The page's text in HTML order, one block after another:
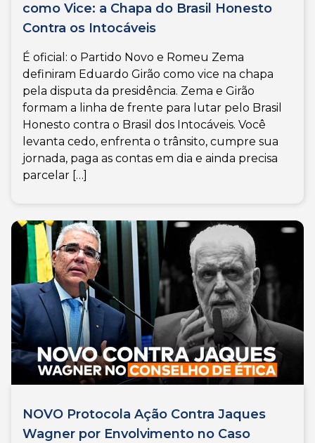
como Vice: a Chapa do Brasil Honesto
Contra os Intocáveis
É oficial: o Partido Novo e Romeu Zema
definiram Eduardo Girão como vice na chapa
pela disputa da presidência. Zema e Girão
formam a linha de frente para lutar pelo Brasil
Honesto contra o Brasil dos Intocáveis. Você
levanta cedo, enfrenta o trânsito, cumpre sua
jornada, paga as contas em dia e ainda precisa
parcelar […]
NOVO Protocola Ação Contra Jaques
Wagner por Envolvimento no Caso